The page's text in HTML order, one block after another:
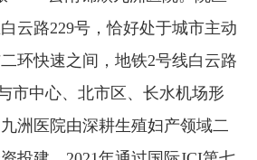
云路229号，恰好处于城市主动
环快速之间，地铁2号线白云路
市中心、北市区、长水机场形
洲医院由深耕生殖妇产领域二